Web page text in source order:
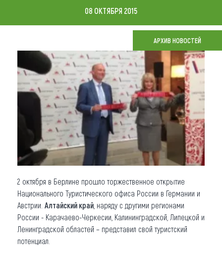
Новости
Что привезти (сувениры)
О регионе
Коллекция впечатлений
Другие рубрики
08 ОКТЯБРЯ 2015
АРХИВ НОВОСТЕЙ
2 октября в Берлине прошло торжественное открытие
Национального Туристического офиса России в Германии и
Австрии. Алтайский край , наряду с другими регионами
России - Карачаево-Черкесии, Калининградской, Липецкой и
Ленинградской областей – представил свой туристский
потенциал.